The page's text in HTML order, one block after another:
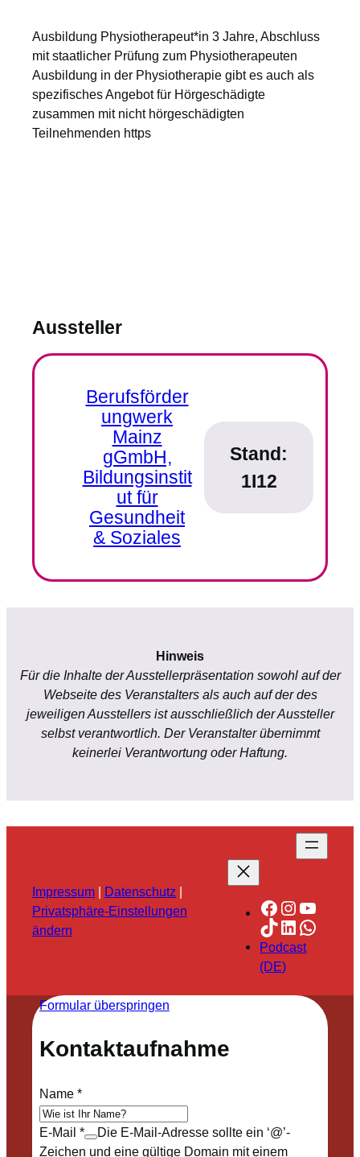
Ausbildung Physiotherapeut*in 3 Jahre, Abschluss
mit staatlicher Prüfung zum Physiotherapeuten
Ausbildung in der Physiotherapie gibt es auch als
spezifisches Angebot für Hörgeschädigte
zusammen mit nicht hörgeschädigten
Teilnehmenden https
Aussteller
Berufsförder
ungwerk
Mainz
gGmbH,
Bildungsinstit
ut für
Gesundheit
& Soziales
Stand:
1I12
Hinweis
Für die Inhalte der Ausstellerpräsentation sowohl auf der
Webseite des Veranstalters als auch auf der des
jeweiligen Ausstellers ist ausschließlich der Aussteller
selbst verantwortlich. Der Veranstalter übernimmt
keinerlei Verantwortung oder Haftung.
Impressum | Datenschutz |
Privatsphäre-Einstellungen
ändern
Facebook
TikTok
LinkedIn
Podcast
(DE)
Formular überspringen
Kontaktaufnahme
Name*
E-Mail *
Die E-Mail-Adresse sollte ein ‘@’-
Zeichen und eine gültige Domain mit einem